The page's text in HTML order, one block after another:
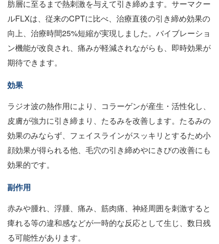
肪層に至るまで熱刺激を与えて引き締めます。サーマクー
ルFLXは、従来のCPTに比べ、治療直後の引き締め効果の
向上、治療時間25%短縮が実現しました。バイブレーショ
ン機能が改良され、痛みが軽減されながらも、即時効果が
期待できます。
効果
ラジオ波の熱作用により、コラーゲンが産生・活性化し、
皮膚が強力に引き締まり、たるみを改善します。たるみの
効果のみならず、フェイスラインがスッキリとするため小
顔効果が得られる他、毛穴の引き締めやにきびの改善にも
効果的です。
副作用
赤みや腫れ、浮腫、痛み、筋肉痛、神経周囲を刺激すると
痺れる等の違和感などが一時的な反応として生じ、数日残
る可能性があります。